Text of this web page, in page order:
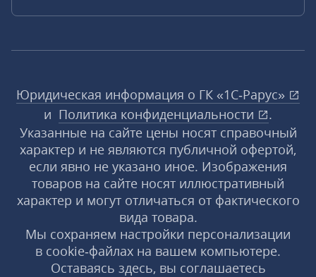
Юридическая информация о ГК «1С‑Рарус»
и Политика конфиденциальности
.
Указанные на сайте цены носят справочный
характер и не являются публичной офертой,
если явно не указано иное. Изображения
товаров на сайте носят иллюстративный
характер и могут отличаться от фактического
вида товара.
Мы сохраняем настройки персонализации
в cookie‑файлах на вашем компьютере.
Оставаясь здесь, вы соглашаетесь